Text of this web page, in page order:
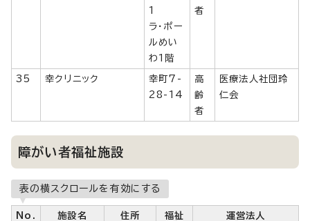
1
ラ・ポー
ルめい
わ1階
者
35 幸クリニック
幸町7-
28-14
高
齢
者
医療法人社団玲
仁会
障がい者福祉施設
表の横スクロールを有効にする
No. 施設名 住所
福祉
運営法人